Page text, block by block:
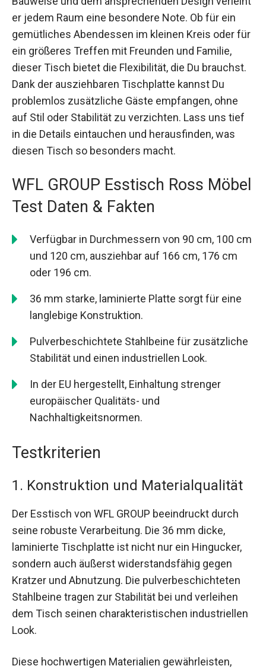
er jedem Raum eine besondere Note. Ob für ein
gemütliches Abendessen im kleinen Kreis oder für
ein größeres Treffen mit Freunden und Familie,
dieser Tisch bietet die Flexibilität, die Du brauchst.
Dank der ausziehbaren Tischplatte kannst Du
problemlos zusätzliche Gäste empfangen, ohne
auf Stil oder Stabilität zu verzichten. Lass uns tief
in die Details eintauchen und herausfinden, was
diesen Tisch so besonders macht.
WFL GROUP Esstisch Ross Möbel
Test Daten & Fakten
Verfügbar in Durchmessern von 90 cm, 100 cm
und 120 cm, ausziehbar auf 166 cm, 176 cm
oder 196 cm.
36 mm starke, laminierte Platte sorgt für eine
langlebige Konstruktion.
Pulverbeschichtete Stahlbeine für zusätzliche
Stabilität und einen industriellen Look.
In der EU hergestellt, Einhaltung strenger
europäischer Qualitäts- und
Nachhaltigkeitsnormen.
Testkriterien
1. Konstruktion und Materialqualität
Der Esstisch von WFL GROUP beeindruckt durch
seine robuste Verarbeitung. Die 36 mm dicke,
laminierte Tischplatte ist nicht nur ein Hingucker,
sondern auch äußerst widerstandsfähig gegen
Kratzer und Abnutzung. Die pulverbeschichteten
Stahlbeine tragen zur Stabilität bei und verleihen
dem Tisch seinen charakteristischen industriellen
Look.
Diese hochwertigen Materialien gewährleisten,